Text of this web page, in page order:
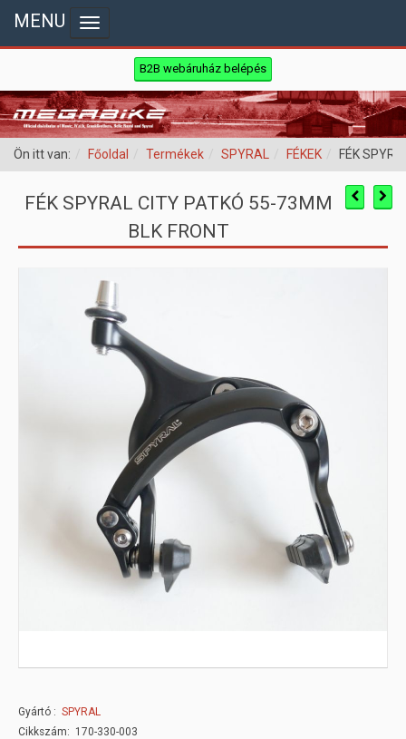
B2B webáruház belépés
MENU Toggle navigation
Ön itt van: Főoldal Termékek SPYRAL FÉKEK FÉK
FÉK SPYRAL CITY PATKÓ 55-73MM
BLK FRONT
Gyártó
SPYRAL
Cikkszám: 170-330-003